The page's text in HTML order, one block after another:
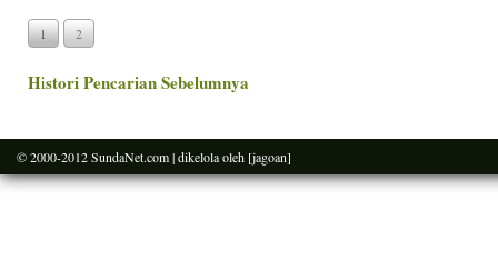
1 2
Histori Pencarian Sebelumnya
© 2000-2012SundaNet.com| dikelola oleh [jagoan]